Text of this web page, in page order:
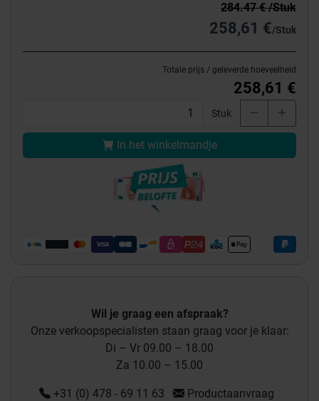
284.47 € /Stuk
258,61 €/Stuk
Totale prijs / geleverde hoeveelheid
258,61 €
Stuk
In het winkelmandje
Wil je graag een afspraak?
Onze verkoopspecialisten staan graag voor je klaar:
Di – Vr 09.00 – 18.00
Za 10.00 – 15.00
+31 (0) 478 - 69 11 63 Productaanvraag